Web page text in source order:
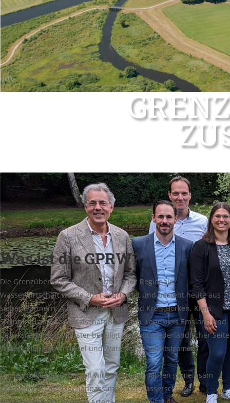
Was ist die GPRW?
Die Grenzüberschreitende Plattform für Regionale
Wasserwirtschaft wurde 2011 gegründet und besteht heute aus
sieben Partnern. Auf deutscher Seite sind Kreis Borken, Kreis
Steinfurt, Landkreis Grafschaft Bentheim, Landkreis Emsland und
Bezirksregierung Münster beteiligt und auf niederländischer Seite
Waterschap Rijn en IJssel und Waterschap Vechtstromen.
An den folgenden Themen wird seit vielen Jahren gemeinsam
gearbeitet: Klimafolgenanpassung, Hochwasserschutz,